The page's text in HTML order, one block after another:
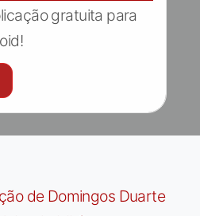
gratuita para
de Domingos Duarte